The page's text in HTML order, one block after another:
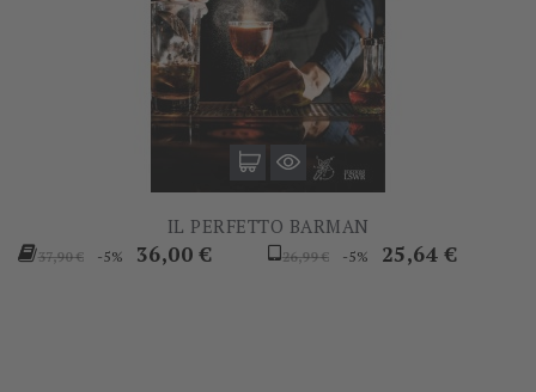
IL PERFETTO BARMAN
Prezzo
37,90 € -5% Prezzo
36,00 €
Prezzo
26,99 € -5% Prezzo
25,64 €